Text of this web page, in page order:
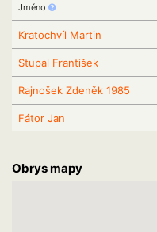
Jméno
Kratochvíl Martin
Stupal František
Rajnošek Zdeněk 1985
Fátor Jan
Obrys mapy